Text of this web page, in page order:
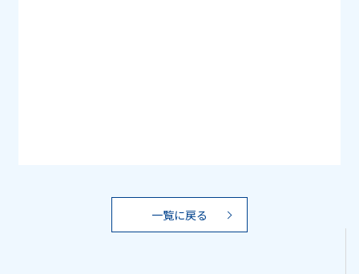
一覧に戻る